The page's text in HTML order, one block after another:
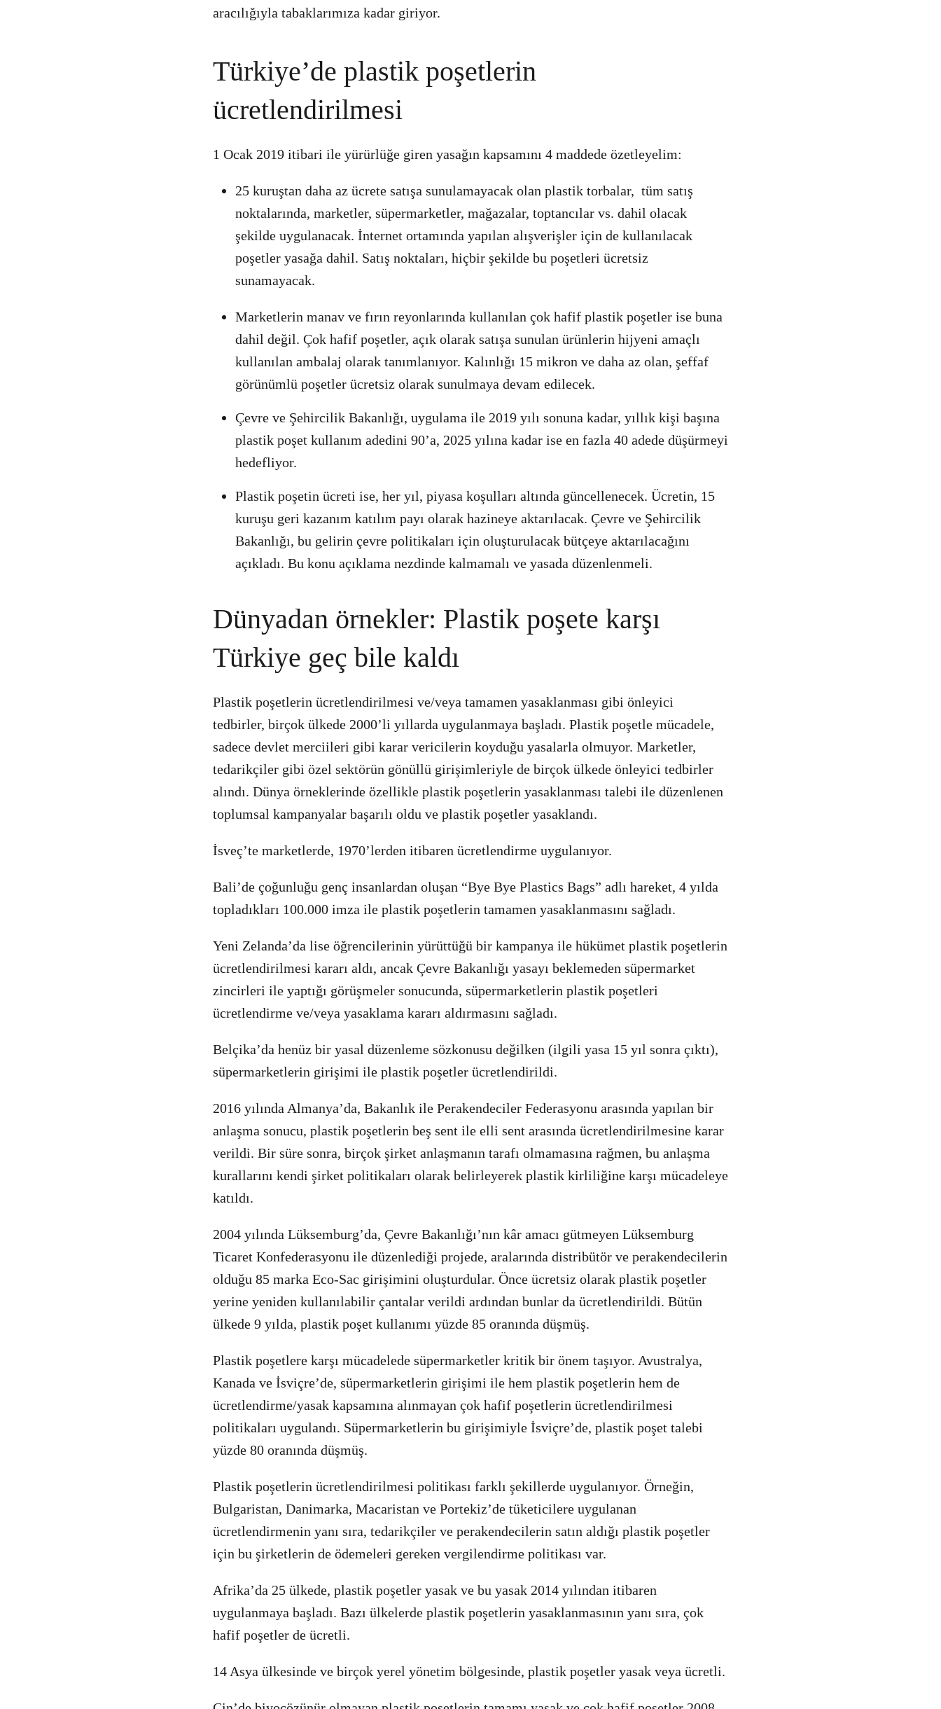
aracılığıyla tabaklarımıza kadar giriyor.
Türkiye’de plastik poşetlerin
ücretlendirilmesi
1 Ocak 2019 itibari ile yürürlüğe giren yasağın kapsamını 4 maddede özetleyelim:
25 kuruştan daha az ücrete satışa sunulamayacak olan plastik torbalar, tüm satış
noktalarında, marketler, süpermarketler, mağazalar, toptancılar vs. dahil olacak
şekilde uygulanacak. İnternet ortamında yapılan alışverişler için de kullanılacak
poşetler yasağa dahil. Satış noktaları, hiçbir şekilde bu poşetleri ücretsiz
sunamayacak.
Marketlerin manav ve fırın reyonlarında kullanılan çok hafif plastik poşetler ise buna
dahil değil. Çok hafif poşetler, açık olarak satışa sunulan ürünlerin hijyeni amaçlı
kullanılan ambalaj olarak tanımlanıyor. Kalınlığı 15 mikron ve daha az olan, şeffaf
görünümlü poşetler ücretsiz olarak sunulmaya devam edilecek.
Çevre ve Şehircilik Bakanlığı, uygulama ile 2019 yılı sonuna kadar, yıllık kişi başına
plastik poşet kullanım adedini 90’a, 2025 yılına kadar ise en fazla 40 adede düşürmeyi
hedefliyor.
Plastik poşetin ücreti ise, her yıl, piyasa koşulları altında güncellenecek. Ücretin, 15
kuruşu geri kazanım katılım payı olarak hazineye aktarılacak. Çevre ve Şehircilik
Bakanlığı, bu gelirin çevre politikaları için oluşturulacak bütçeye aktarılacağını
açıkladı. Bu konu açıklama nezdinde kalmamalı ve yasada düzenlenmeli.
Dünyadan örnekler: Plastik poşete karşı
Türkiye geç bile kaldı
Plastik poşetlerin ücretlendirilmesi ve/veya tamamen yasaklanması gibi önleyici
tedbirler, birçok ülkede 2000’li yıllarda uygulanmaya başladı. Plastik poşetle mücadele,
sadece devlet merciileri gibi karar vericilerin koyduğu yasalarla olmuyor. Marketler,
tedarikçiler gibi özel sektörün gönüllü girişimleriyle de birçok ülkede önleyici tedbirler
alındı. Dünya örneklerinde özellikle plastik poşetlerin yasaklanması talebi ile düzenlenen
toplumsal kampanyalar başarılı oldu ve plastik poşetler yasaklandı.
İsveç’te marketlerde, 1970’lerden itibaren ücretlendirme uygulanıyor.
Bali’de çoğunluğu genç insanlardan oluşan “Bye Bye Plastics Bags” adlı hareket, 4 yılda
topladıkları 100.000 imza ile plastik poşetlerin tamamen yasaklanmasını sağladı.
Yeni Zelanda’da lise öğrencilerinin yürüttüğü bir kampanya ile hükümet plastik poşetlerin
ücretlendirilmesi kararı aldı, ancak Çevre Bakanlığı yasayı beklemeden süpermarket
zincirleri ile yaptığı görüşmeler sonucunda, süpermarketlerin plastik poşetleri
ücretlendirme ve/veya yasaklama kararı aldırmasını sağladı.
Belçika’da henüz bir yasal düzenleme sözkonusu değilken (ilgili yasa 15 yıl sonra çıktı),
süpermarketlerin girişimi ile plastik poşetler ücretlendirildi.
2016 yılında Almanya’da, Bakanlık ile Perakendeciler Federasyonu arasında yapılan bir
anlaşma sonucu, plastik poşetlerin beş sent ile elli sent arasında ücretlendirilmesine karar
verildi. Bir süre sonra, birçok şirket anlaşmanın tarafı olmamasına rağmen, bu anlaşma
kurallarını kendi şirket politikaları olarak belirleyerek plastik kirliliğine karşı mücadeleye
katıldı.
2004 yılında Lüksemburg’da, Çevre Bakanlığı’nın kâr amacı gütmeyen Lüksemburg
Ticaret Konfederasyonu ile düzenlediği projede, aralarında distribütör ve perakendecilerin
olduğu 85 marka Eco-Sac girişimini oluşturdular. Önce ücretsiz olarak plastik poşetler
yerine yeniden kullanılabilir çantalar verildi ardından bunlar da ücretlendirildi. Bütün
ülkede 9 yılda, plastik poşet kullanımı yüzde 85 oranında düşmüş.
Plastik poşetlere karşı mücadelede süpermarketler kritik bir önem taşıyor. Avustralya,
Kanada ve İsviçre’de, süpermarketlerin girişimi ile hem plastik poşetlerin hem de
ücretlendirme/yasak kapsamına alınmayan çok hafif poşetlerin ücretlendirilmesi
politikaları uygulandı. Süpermarketlerin bu girişimiyle İsviçre’de, plastik poşet talebi
yüzde 80 oranında düşmüş.
Plastik poşetlerin ücretlendirilmesi politikası farklı şekillerde uygulanıyor. Örneğin,
Bulgaristan, Danimarka, Macaristan ve Portekiz’de tüketicilere uygulanan
ücretlendirmenin yanı sıra, tedarikçiler ve perakendecilerin satın aldığı plastik poşetler
için bu şirketlerin de ödemeleri gereken vergilendirme politikası var.
Afrika’da 25 ülkede, plastik poşetler yasak ve bu yasak 2014 yılından itibaren
uygulanmaya başladı. Bazı ülkelerde plastik poşetlerin yasaklanmasının yanı sıra, çok
hafif poşetler de ücretli.
14 Asya ülkesinde ve birçok yerel yönetim bölgesinde, plastik poşetler yasak veya ücretli.